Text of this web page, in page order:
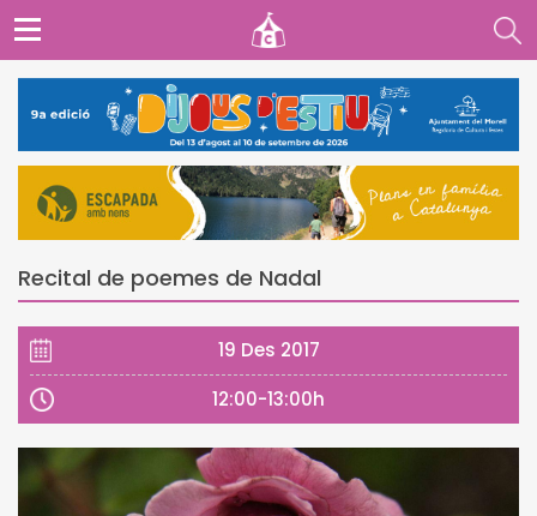
Recital de poemes de Nadal
19 Des 2017
12:00-13:00h